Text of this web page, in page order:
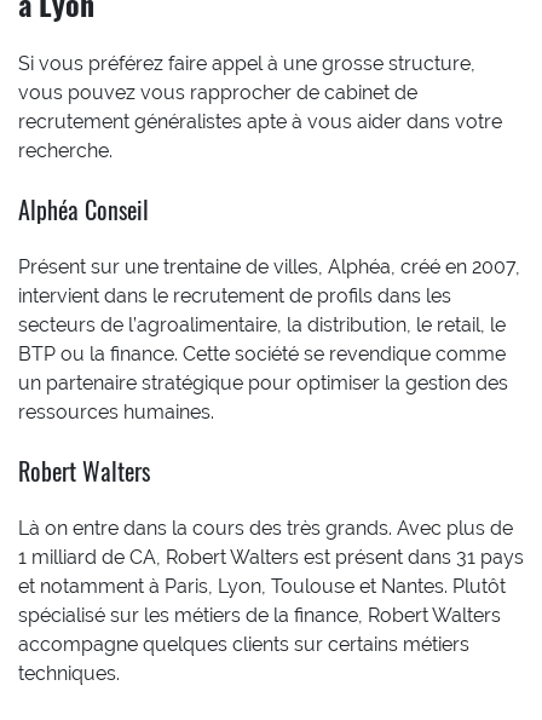
Si vous préférez faire appel à une grosse structure,
vous pouvez vous rapprocher de cabinet de
recrutement généralistes apte à vous aider dans votre
recherche.
Alphéa Conseil
Présent sur une trentaine de villes, Alphéa, créé en 2007,
intervient dans le recrutement de profils dans les
secteurs de l’agroalimentaire, la distribution, le retail, le
BTP ou la finance. Cette société se revendique comme
un partenaire stratégique pour optimiser la gestion des
ressources humaines.
Robert Walters
Là on entre dans la cours des très grands. Avec plus de
1 milliard de CA, Robert Walters est présent dans 31 pays
et notamment à Paris, Lyon, Toulouse et Nantes. Plutôt
spécialisé sur les métiers de la finance, Robert Walters
accompagne quelques clients sur certains métiers
techniques.